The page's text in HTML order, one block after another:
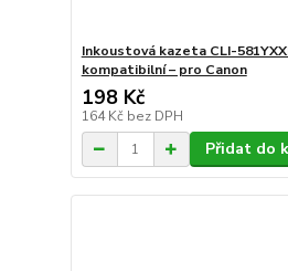
Inkoustová kazeta CLI-
kompatibilní – pro Canon
198 Kč
164 Kč bez DPH
Přidat do